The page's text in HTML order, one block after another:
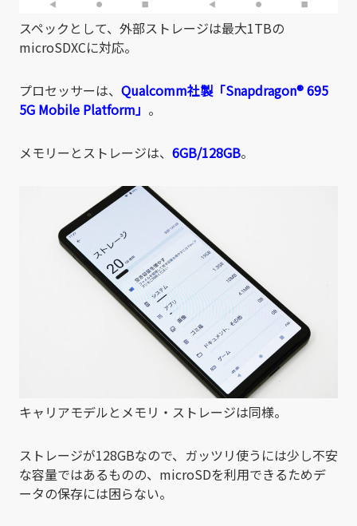
スペックとして、外部ストレージは最大1TBの
microSDXCに対応。
プロセッサーは、 Qualcomm社製「Snapdragon® 695
5G Mobile Platform 」 。
メモリーとストレージは、 6GB/128GB。
キャリアモデルとメモリ・ストレージは同様。
ストレージが128GBなので、ガッツリ使うには少し不安
な容量ではあるものの、microSDを利用できるためデ
ータの保存には困らない。